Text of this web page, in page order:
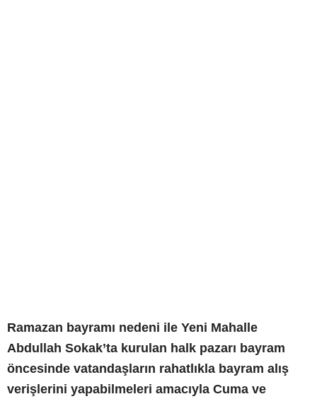
Ramazan bayramı nedeni ile Yeni Mahalle
Abdullah Sokak’ta kurulan halk pazarı bayram
öncesinde vatandaşların rahatlıkla bayram alış
verişlerini yapabilmeleri amacıyla Cuma ve